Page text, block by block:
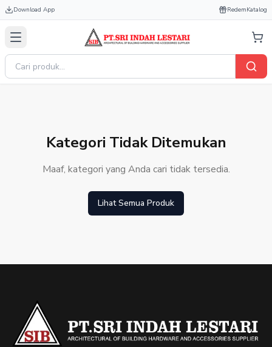
Download App RedemKatalog
Kategori Tidak Ditemukan
Maaf, kategori yang Anda cari tidak tersedia.
Lihat Semua Produk